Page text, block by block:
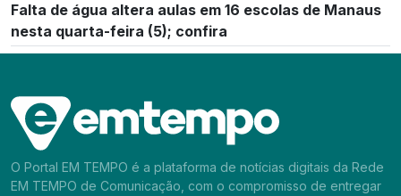
Falta de água altera aulas em 16 escolas de Manaus
nesta quarta-feira (5); confira
O Portal EM TEMPO é a plataforma de notícias digitais da Rede
EM TEMPO de Comunicação, com o compromisso de entregar